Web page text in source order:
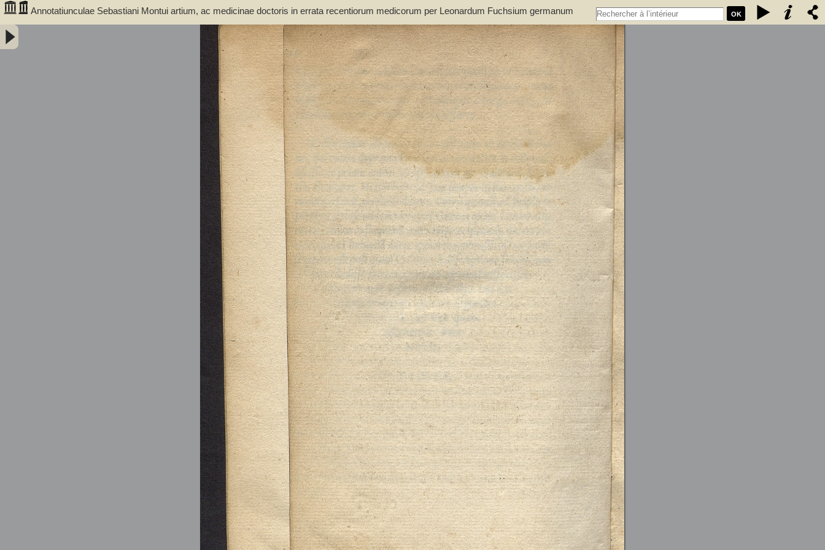
OK
Annotatiunculae Sebastiani Montui artium, ac medicinae doctoris in errata recentiorum medicorum per Leonardum Fuchsium germanum
collecta. Apologetica epistola pro defensione Arabum a domino Bernardo Unger Germano composita - Monteux, Sébastien de (15..-15..).